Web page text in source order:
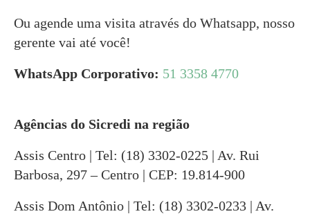
Ou agende uma visita através do Whatsapp, nosso
gerente vai até você!
WhatsApp Corporativo: 51 3358 4770
Agências do Sicredi na região
Assis Centro | Tel: (18) 3302-0225 | Av. Rui
Barbosa, 297 – Centro | CEP: 19.814-900
Assis Dom Antônio | Tel: (18) 3302-0233 | Av.